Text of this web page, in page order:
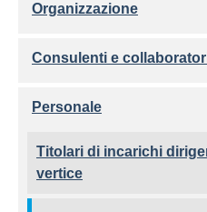
Organizzazione
Consulenti e
Personale
Titolari di incarichi
vertice